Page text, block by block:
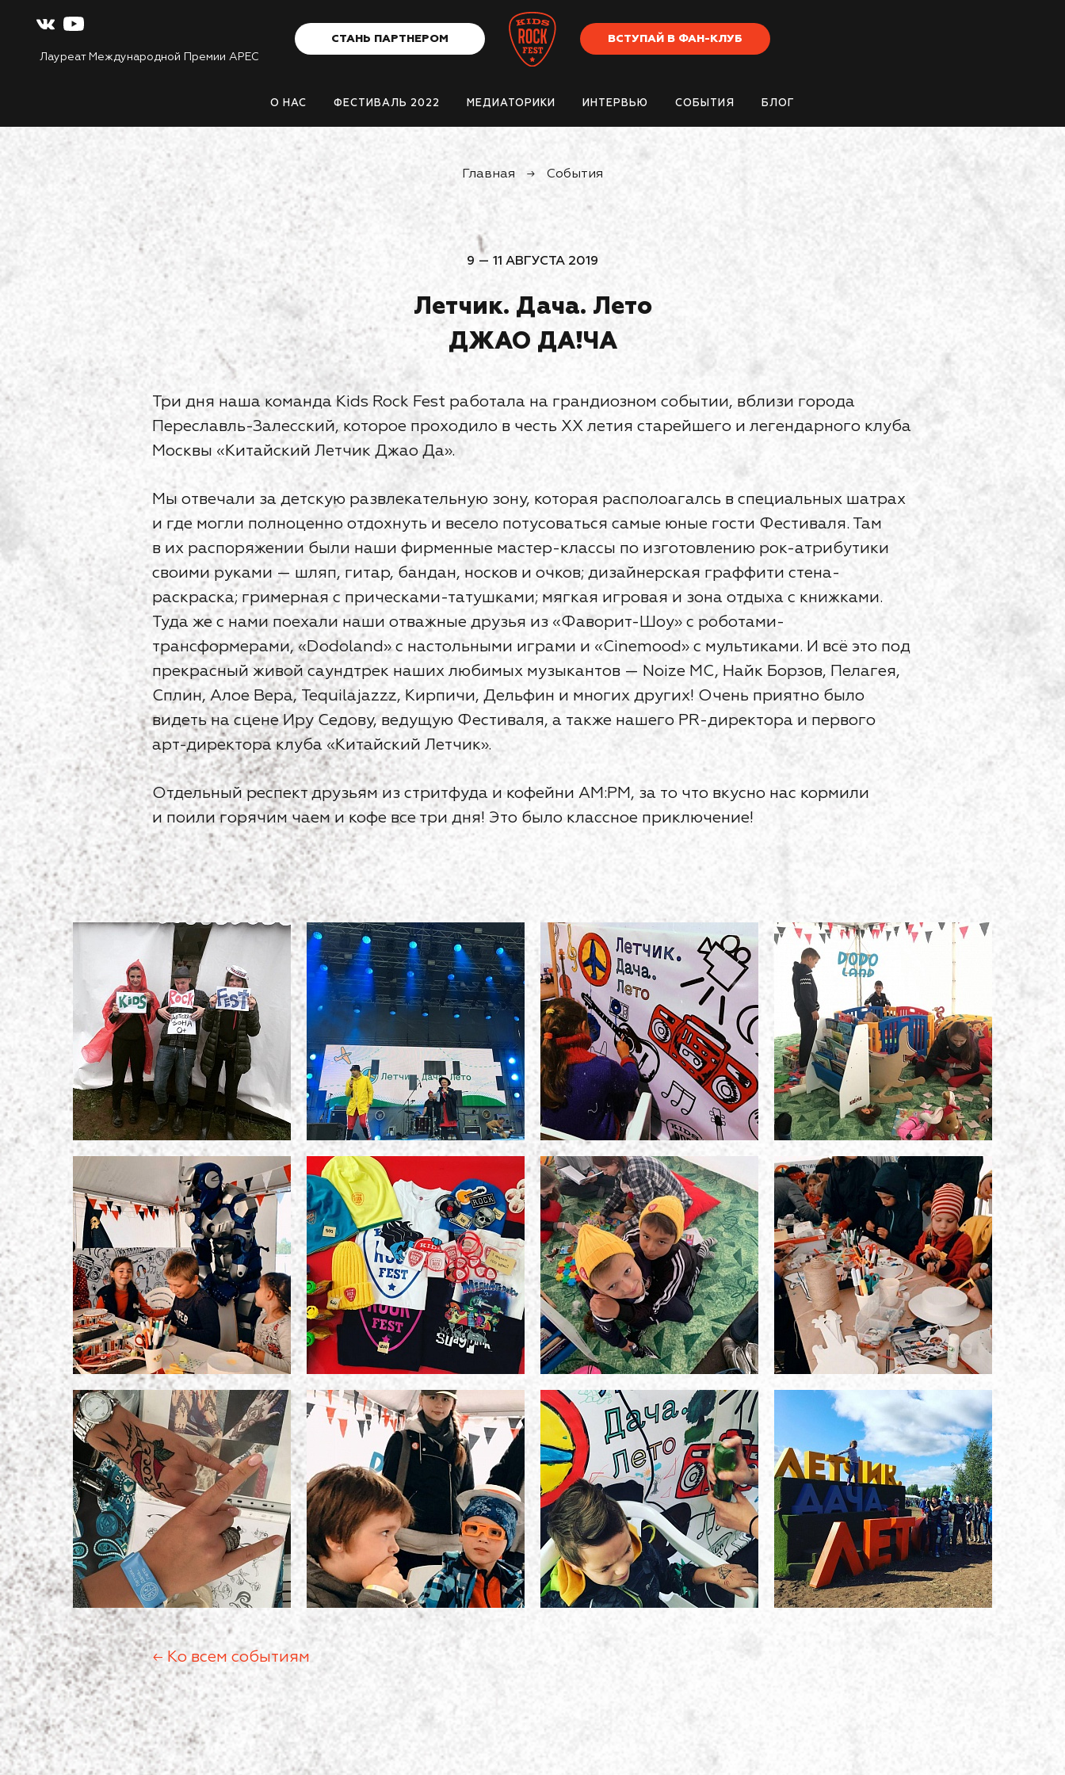
СТАНЬ ПАРТНЕРОМ
ВСТУПАЙ В ФАН-КЛУБ
Лауреат Международной Премии APEC
О НАС ФЕСТИВАЛЬ 2022 МЕДИАТОРИКИ ИНТЕРВЬЮ СОБЫТИЯ БЛОГ
Главная → События
9 — 11 АВГУСТА 2019
Летчик. Дача. Лето
ДЖАО ДА!ЧА
Три дня наша команда Kids Rock Fest работала на грандиозном событии, вблизи города
Переславль-Залесский, которое проходило в честь ХХ летия старейшего и легендарного клуба
Москвы «Китайский Летчик Джао Да».
Мы отвечали за детскую развлекательную зону, которая располоагалсь в специальных шатрах
и где могли полноценно отдохнуть и весело потусоваться самые юные гости Фестиваля. Там
в их распоряжении были наши фирменные мастер-классы по изготовлению рок-атрибутики
своими руками — шляп, гитар, бандан, носков и очков; дизайнерская граффити стена-
раскраска; гримерная с прическами-татушками; мягкая игровая и зона отдыха с книжками.
Туда же с нами поехали наши отважные друзья из «Фаворит-Шоу» с роботами-
трансформерами, «Dodoland» c настольными играми и «Cinemood» с мультиками. И всё это под
прекрасный живой саундтрек наших любимых музыкантов — Noize MC, Найк Борзов, Пелагея,
Сплин, Алое Вера, Tequilajazzz, Кирпичи, Дельфин и многих других! Очень приятно было
видеть на сцене Иру Седову, ведущую Фестиваля, а также нашего PR-директора и первого
арт-директора клуба «Китайский Летчик».
Отдельный респект друзьям из стритфуда и кофейни AM:PM, за то что вкусно нас кормили
и поили горячим чаем и кофе все три дня! Это было классное приключение!
← Ко всем событиям